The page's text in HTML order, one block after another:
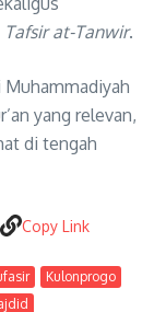
Tafsir at-Tanwir.
yang relevan,
di tengah
Copy Link
Kulonprogo